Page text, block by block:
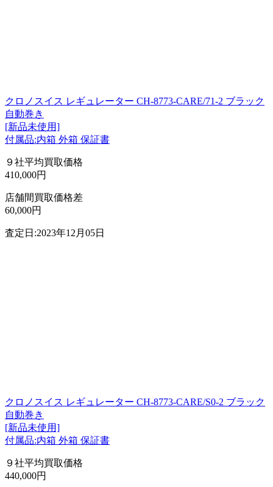
クロノスイス レギュレーター CH-8773-CARE/71-2 ブラック
自動巻き
[新品未使用]
付属品:内箱 外箱 保証書
９社平均買取価格
410,000円
店舗間買取価格差
60,000円
査定日:2023年12月05日
クロノスイス レギュレーター CH-8773-CARE/S0-2 ブラック
自動巻き
[新品未使用]
付属品:内箱 外箱 保証書
９社平均買取価格
440,000円